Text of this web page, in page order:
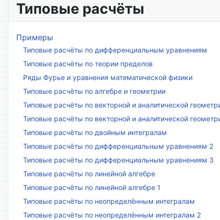
Типовые расчёты
Примеры
Типовые расчёты по дифференциальным уравнениям
Типовые расчёты по теории пределов
Ряды Фурье и уравнения математической физики
Типовые расчёты по алгебре и геометрии
Типовые расчёты по векторной и аналитической
Типовые расчёты по векторной и аналитической
Типовые расчёты по двойным интегралам
Типовые расчёты по дифференциальным уравнениям 2
Типовые расчёты по дифференциальным уравнениям 3
Типовые расчёты по линейной алгебре
Типовые расчёты по линейной алгебре 1
Типовые расчёты по неопределённым интегралам
Типовые расчёты по неопределённым интегралам 2